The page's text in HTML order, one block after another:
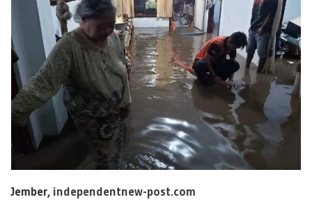
Jember, independentnew-post.com